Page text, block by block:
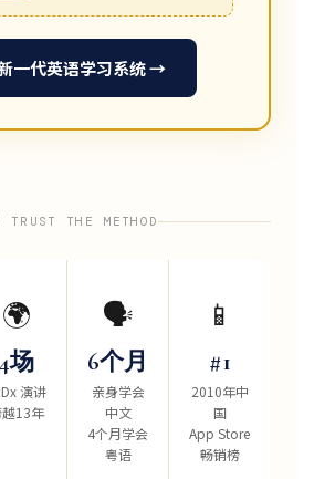
一代英语学习系统 →
TRUST THE METHOD
🌍
4场
演讲
越13年
🗣️
6个月
亲身学会
中文
4个月学会
粤语
📱
#1
2010年中
国
App Store
畅销榜